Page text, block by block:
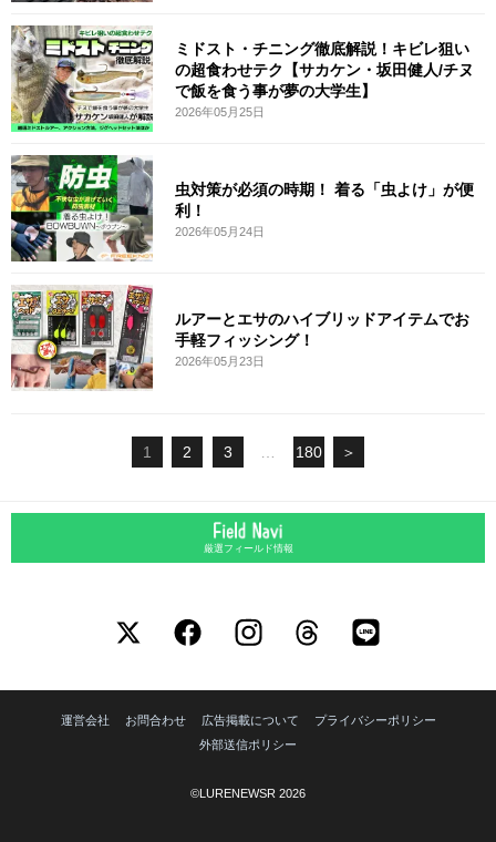
ミドスト・チニング徹底解説！キビレ狙い
の超食わせテク【サカケン・坂田健人/チヌ
で飯を食う事が夢の大学生】
2026年05月25日
虫対策が必須の時期！ 着る「虫よけ」が便
利！
2026年05月24日
ルアーとエサのハイブリッドアイテムでお
手軽フィッシング！
2026年05月23日
1 2 3 … 180 ＞
厳選フィールド情報
運営会社 お問合わせ 広告掲載について
プライバシーポリシー
外部送信ポリシー
©LURENEWSR 2026